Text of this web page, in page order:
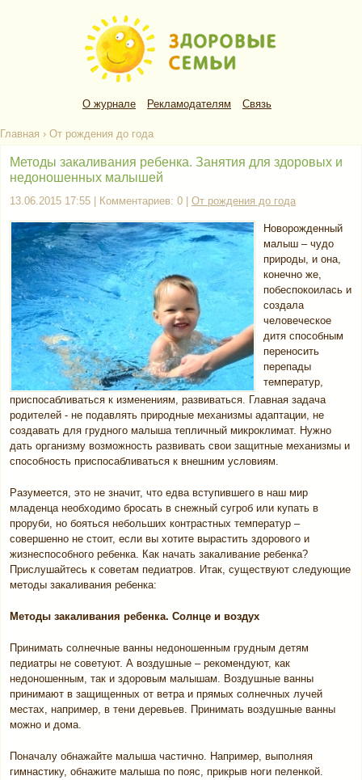
О журнале Рекламодателям Связь
Главная › От рождения до года
Методы закаливания ребенка. Занятия для здоровых и
недоношенных малышей
13.06.2015 17:55 | Комментариев: 0 | От рождения до года
Новорожденный
малыш – чудо
природы, и она,
конечно же,
побеспокоилась и
создала
человеческое
дитя способным
переносить
перепады
температур,
приспосабливаться к изменениям, развиваться. Главная задача
родителей - не подавлять природные механизмы адаптации, не
создавать для грудного малыша тепличный микроклимат. Нужно
дать организму возможность развивать свои защитные механизмы и
способность приспосабливаться к внешним условиям.
Разумеется, это не значит, что едва вступившего в наш мир
младенца необходимо бросать в снежный сугроб или купать в
проруби, но бояться небольших контрастных температур –
совершенно не стоит, если вы хотите вырастить здорового и
жизнеспособного ребенка. Как начать закаливание ребенка?
Прислушайтесь к советам педиатров. Итак, существуют следующие
методы закаливания ребенка:
Методы закаливания ребенка. Солнце и воздух
Принимать солнечные ванны недоношенным грудным детям
педиатры не советуют. А воздушные – рекомендуют, как
недоношенным, так и здоровым малышам. Воздушные ванны
принимают в защищенных от ветра и прямых солнечных лучей
местах, например, в тени деревьев. Принимать воздушные ванны
можно и дома.
Поначалу обнажайте малыша частично. Например, выполняя
гимнастику, обнажите малыша по пояс, прикрыв ноги пеленкой.